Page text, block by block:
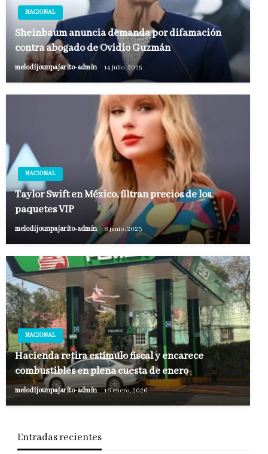
NACIONAL
Sheinbaum anuncia demanda por difamación
contra abogado de Ovidio Guzmán
melodijounpajarito-admin 14 julio, 2025
NACIONAL
Taylor Swift en México, filtran precios de los
paquetes VIP
melodijounpajarito-admin 8 junio, 2023
NACIONAL
Hacienda retira estímulo fiscal y encarece
combustibles en plena cuesta de enero
melodijounpajarito-admin 16 enero, 2026
Entradas recientes